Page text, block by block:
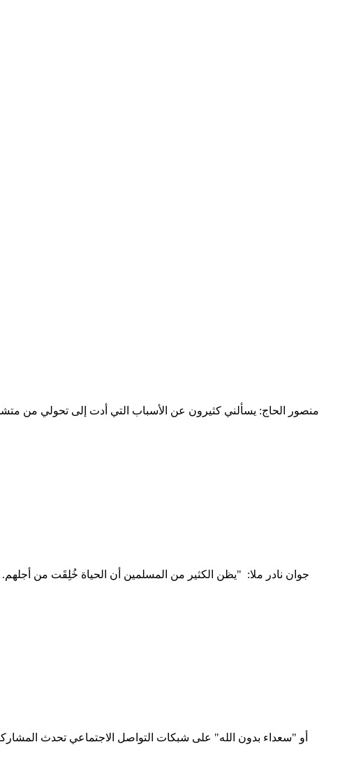
منصور الحاج: يسألني كثيرون عن الأسباب التي أدت إلى تحولي من
جوان نادر ملا: "يظن الكثير من المسلمين أن الحياة خُلِقَت من